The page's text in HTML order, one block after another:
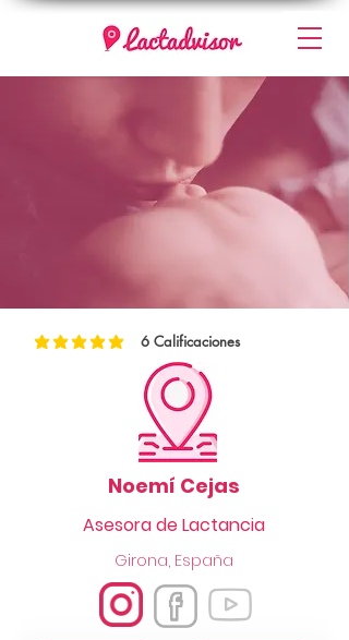
6 Calificaciones
la calificación promedio es 5 de 5, basada en 6
Noemí Cejas
Asesora de Lactancia
Girona, España